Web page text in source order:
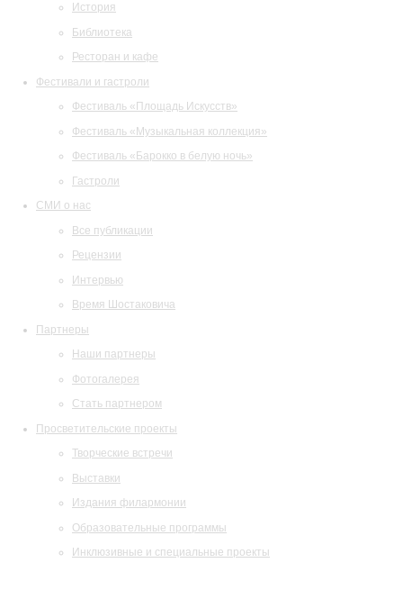
История
Библиотека
Ресторан и кафе
Фестивали и гастроли
Фестиваль «Площадь Искусств»
Фестиваль «Музыкальная коллекция»
Фестиваль «Барокко в белую ночь»
Гастроли
СМИ о нас
Все публикации
Рецензии
Интервью
Время Шостаковича
Партнеры
Наши партнеры
Фотогалерея
Стать партнером
Просветительские проекты
Творческие встречи
Выставки
Издания филармонии
Образовательные программы
Инклюзивные и специальные проекты